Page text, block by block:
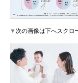
▼次の画像は下へスクロ